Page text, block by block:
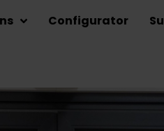
Configurator